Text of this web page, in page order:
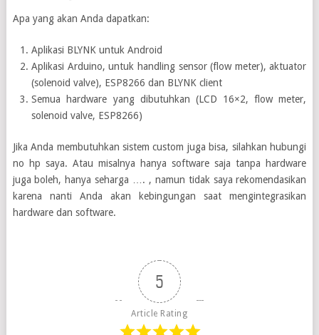
Apa yang akan Anda dapatkan:
Aplikasi BLYNK untuk Android
Aplikasi Arduino, untuk handling sensor (flow meter), aktuator
(solenoid valve), ESP8266 dan BLYNK client
Semua hardware yang dibutuhkan (LCD 16×2, flow meter,
solenoid valve, ESP8266)
Jika Anda membutuhkan sistem custom juga bisa, silahkan hubungi
no hp saya. Atau misalnya hanya software saja tanpa hardware
juga boleh, hanya seharga …. , namun tidak saya rekomendasikan
karena nanti Anda akan kebingungan saat mengintegrasikan
hardware dan software.
5
Article Rating